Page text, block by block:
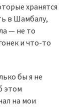
хранятся
в Шамбалу,
— не то
и что-то
бы я не
этом
на мои